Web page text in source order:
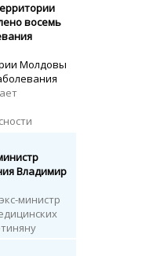
восемь
Молдовы
Владимир
министр